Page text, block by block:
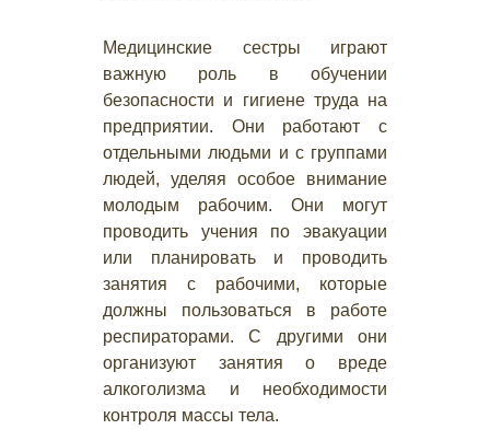
Медицинские сестры играют
важную роль в обучении
безопасности и гигиене труда на
предприятии. Они работают с
отдельными людьми и с группами
людей, уделяя особое внимание
молодым рабочим. Они могут
проводить учения по эвакуации
или планировать и проводить
занятия с рабочими, которые
должны пользоваться в работе
респираторами. С другими они
организуют занятия о вреде
алкоголизма и необходимости
контроля массы тела.